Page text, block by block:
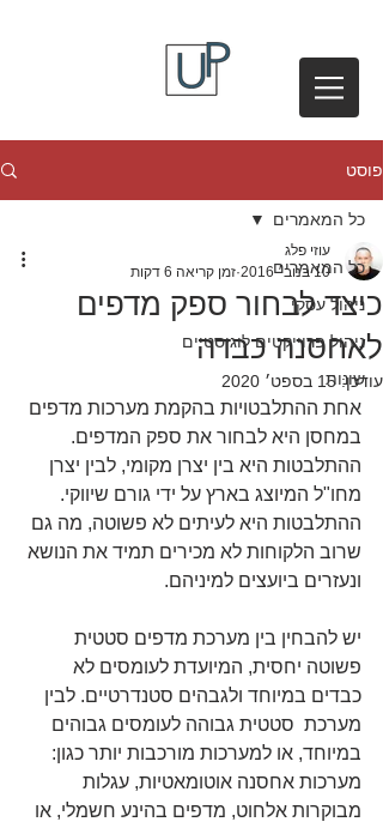
פוסט
כל המאמרים
ניהול עסקי
ניהול פרוייקטים לוגיסטיים
שונות
כל המאמרים
כיצד לבחור ספק מדפים
לאחסנה כבדה
עוזי פלג
10 בנוב׳ 2016
זמן קריאה 6 דקות
עודכן:15 בספט׳ 2020
אחת ההתלבטויות בהקמת מערכות מדפים
במחסן היא לבחור את ספק המדפים.
ההתלבטות היא בין יצרן מקומי, לבין יצרן
מחו"ל המיוצג בארץ על ידי גורם שיווקי.
ההתלבטות היא לעיתים לא פשוטה, מה גם
שרוב הלקוחות לא מכירים תמיד את הנושא
ונעזרים ביועצים למיניהם.
יש להבחין בין מערכת מדפים סטטית
פשוטה יחסית, המיועדת לעומסים לא
כבדים במיוחד ולגבהים סטנדרטיים. לבין
מערכת  סטטית גבוהה לעומסים גבוהים
במיוחד, או למערכות מורכבות יותר כגון:
מערכות אחסנה אוטומאטיות, עגלות
מבוקרות אלחוט, מדפים בהינע חשמלי, או